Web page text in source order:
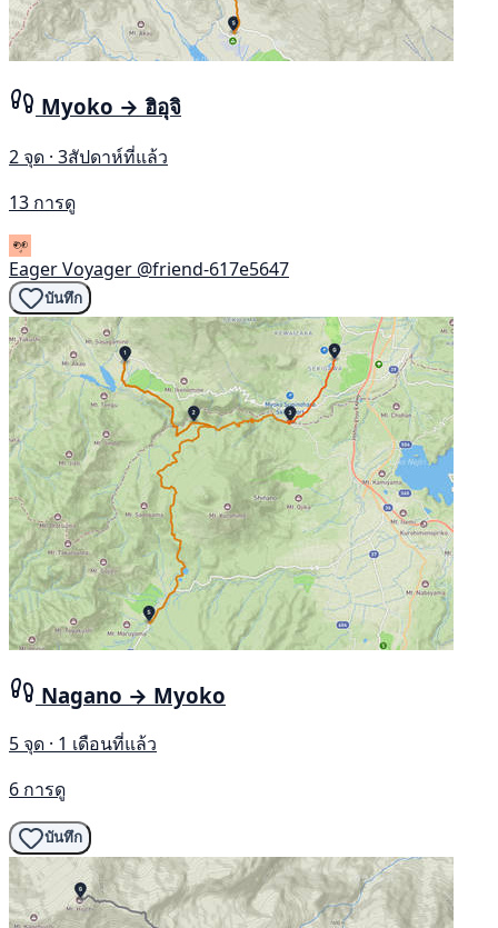
Myoko → ฮิอุจิ
2 จุด · 3สัปดาห์ที่แล้ว
13 การดู
Eager Voyager @friend-617e5647
บันทึก
Nagano → Myoko
5 จุด · 1 เดือนที่แล้ว
6 การดู
บันทึก